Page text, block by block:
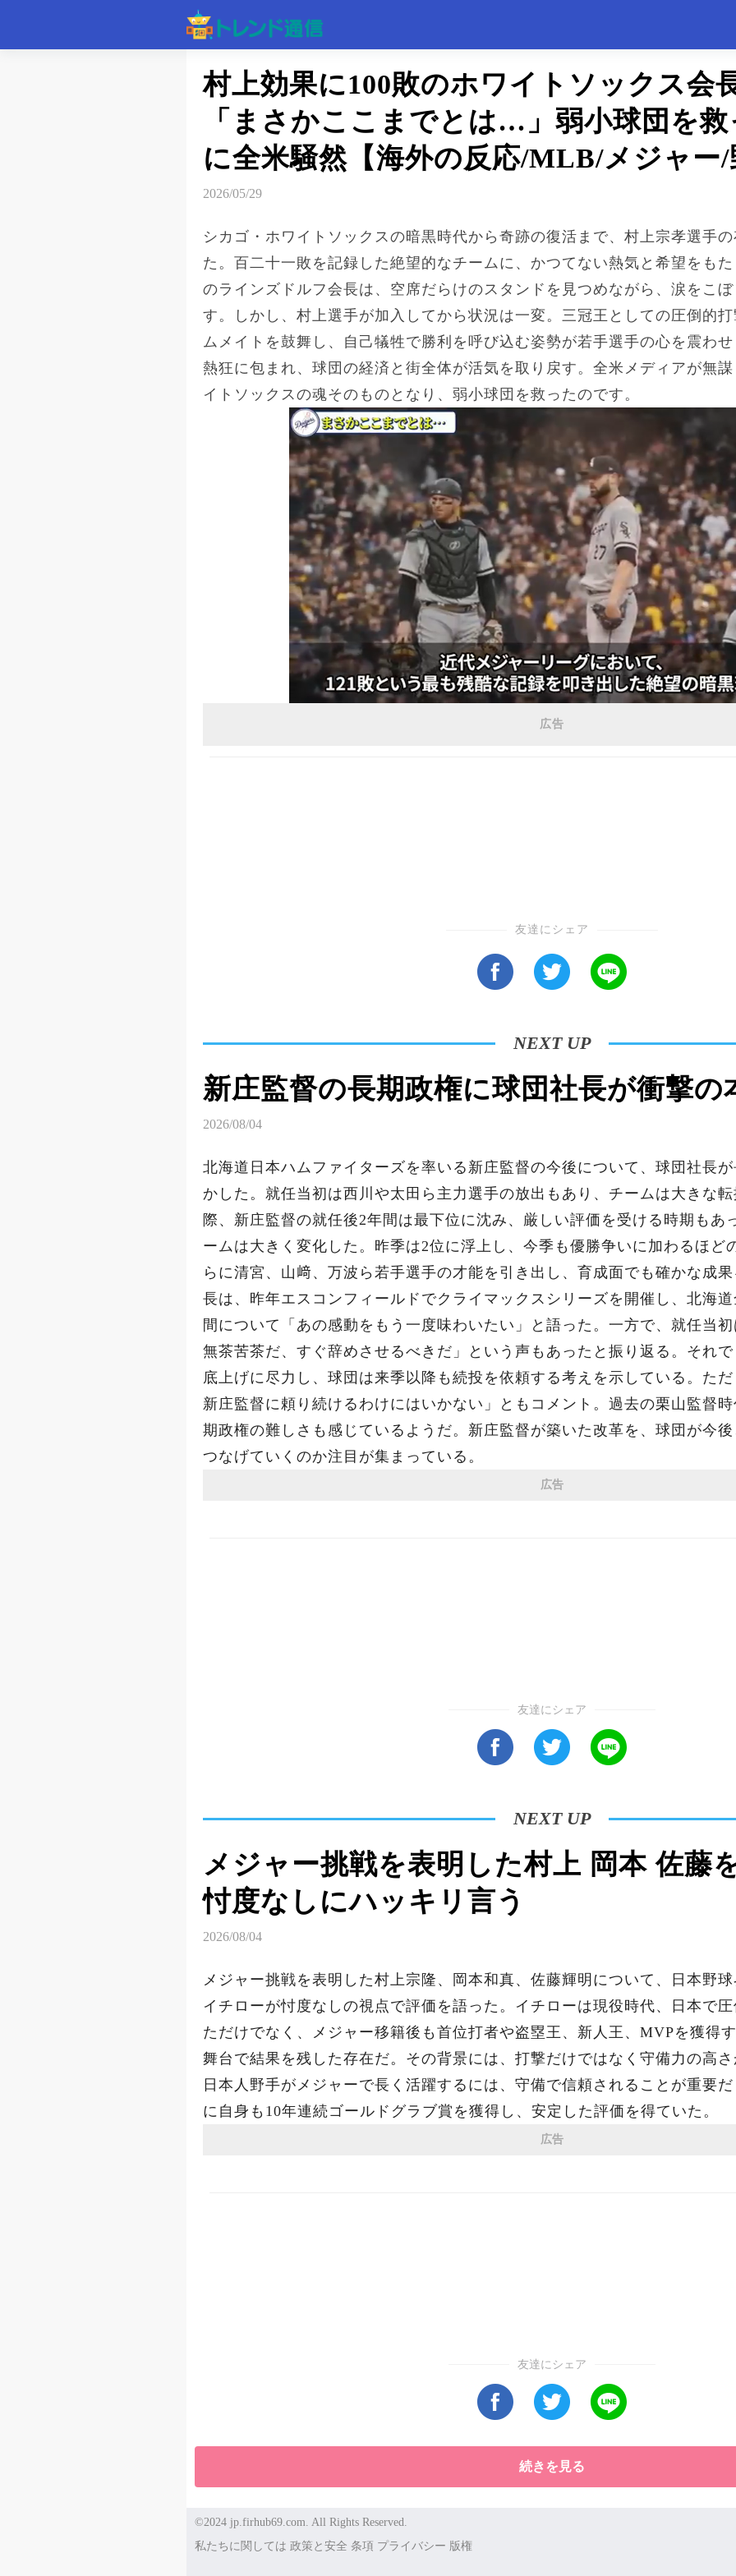
村上効果に100敗のホワイトソックス会
「まさかここまでとは…」弱小球団を
に全米騒然【海外の反応/MLB/メジャー/
2026/05/29
シカゴ・ホワイトソックスの暗黒時代から奇跡の復活まで、村上宗孝選手
た。百二十一敗を記録した絶望的なチームに、かつてない熱気と希望をも
のラインズドルフ会長は、空席だらけのスタンドを見つめながら、涙をこ
す。しかし、村上選手が加入してから状況は一変。三冠王としての圧倒的
ムメイトを鼓舞し、自己犠牲で勝利を呼び込む姿勢が若手選手の心を震わ
熱狂に包まれ、球団の経済と街全体が活気を取り戻す。全米メディアが無
イトソックスの魂そのものとなり、弱小球団を救ったのです。
広告
友達にシェア
NEXT UP
新庄監督の長期政権に球団社長が衝撃の
2026/08/04
北海道日本ハムファイターズを率いる新庄監督の今後について、球団社長
かした。就任当初は西川や太田ら主力選手の放出もあり、チームは大きな
際、新庄監督の就任後2年間は最下位に沈み、厳しい評価を受ける時期もあ
ームは大きく変化した。昨季は2位に浮上し、今季も優勝争いに加わるほど
らに清宮、山﨑、万波ら若手選手の才能を引き出し、育成面でも確かな成
長は、昨年エスコンフィールドでクライマックスシリーズを開催し、北海
間について「あの感動をもう一度味わいたい」と語った。一方で、就任当
無茶苦茶だ、すぐ辞めさせるべきだ」という声もあったと振り返る。それ
底上げに尽力し、球団は来季以降も続投を依頼する考えを示している。た
新庄監督に頼り続けるわけにはいかない」ともコメント。過去の栗山監督
期政権の難しさも感じているようだ。新庄監督が築いた改革を、球団が今
つなげていくのか注目が集まっている。
広告
友達にシェア
NEXT UP
メジャー挑戦を表明した村上 岡本 佐藤
忖度なしにハッキリ言う
2026/08/04
メジャー挑戦を表明した村上宗隆、岡本和真、佐藤輝明について、日本野
イチローが忖度なしの視点で評価を語った。イチローは現役時代、日本で
ただけでなく、メジャー移籍後も首位打者や盗塁王、新人王、MVPを獲得
舞台で結果を残した存在だ。その背景には、打撃だけではなく守備力の高
日本人野手がメジャーで長く活躍するには、守備で信頼されることが重要
に自身も10年連続ゴールドグラブ賞を獲得し、安定した評価を得ていた。
広告
友達にシェア
続きを見る
©2024 jp.firhub69.com. All Rights Reserved.
私たちに関しては 政策と安全 条項 プライバシー 版権
記事
速報